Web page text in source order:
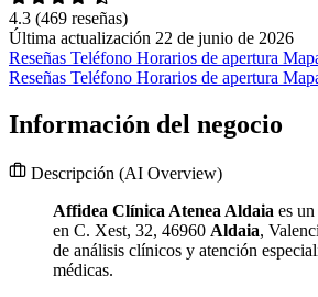
4.3 (469 reseñas)
Última actualización 22 de junio de 2026
Reseñas Teléfono Horarios de apertura
Reseñas Teléfono Horarios de apertura
Información del negocio
Descripción (AI Overview)
Affidea Clínica Atenea Aldaia es un
en C. Xest, 32, 46960 Aldaia,
de análisis clínicos y atención
médicas.